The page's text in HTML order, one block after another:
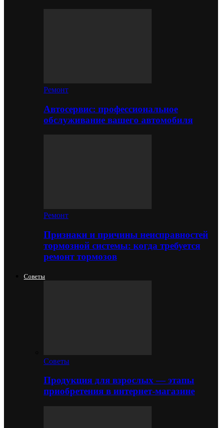
Ремонт
Автосервис: профессиональное
обслуживание вашего автомобиля
Ремонт
Признаки и причины неисправностей
тормозной системы: когда требуется
ремонт тормозов
Советы
Советы
Продукция для взрослых — этапы
приобретения в интернет-магазине